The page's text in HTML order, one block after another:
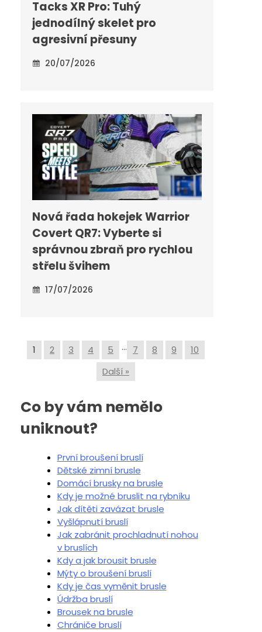
Tacks XR Pro: Tuhý
jednodílný skelet pro
agresivní přesuny
20/07/2026
Nová řada hokejek Warrior
Covert QR7: Vyberte si
správnou zbraň pro rychlou
střelu švihem
17/07/2026
1 2 3 4 5 … 7 8 9
10
Další »
Co by vám nemělo
uniknout?
První broušení bruslí
Dětské zimní brusle
Domácí brusky na brusle
Kdy je možné bruslit na rybníku
Jak dítěti zavázat brusle
Vyšlápnutí bruslí
Jak zabránit prochladnutí nohou
v bruslích
Kdy a jak brousit brusle
Mýty o broušení bruslí
Kdy je čas vyměnit brusle
Údržba bruslí
Brousek na brusle
Chrániče bruslí